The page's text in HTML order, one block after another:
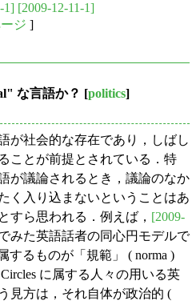
1] [2009-12-11-1]
ジ ]
な言語か？ [politics]
が社会的な存在であり，しばし
ことが前提とされている．特
が議論されるとき，議論のなか
く入り込まないということはあ
すら思われる．例えば， [2009-
みた英語話者の同心円モデルで
するものが「規範」 ( norma )
に属する人々の用いる英
見方は，それ自体が政治的 (